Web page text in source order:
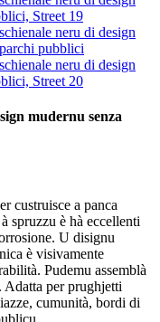
mudernu senza
custruisce a panca
spruzzu è hà eccellenti
U disignu
è visivamente
Pudemu assemblà
Adatta per prughjetti
cumunità, bordi di